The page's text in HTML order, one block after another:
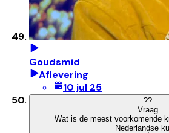
Goudsmid
Aflevering
10 jul 25
??
Vraag
Wat is de meest voorkomende
Nederlandse